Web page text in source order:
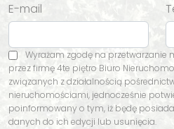
E-mail
Wyrażam zgodę na
przez firmę 4te piętro Biuro
związanych z działalnością
nieruchomościami, jednocześnie
poinformowany o tym, iż będę
danych do ich edycji lub usunięcia.